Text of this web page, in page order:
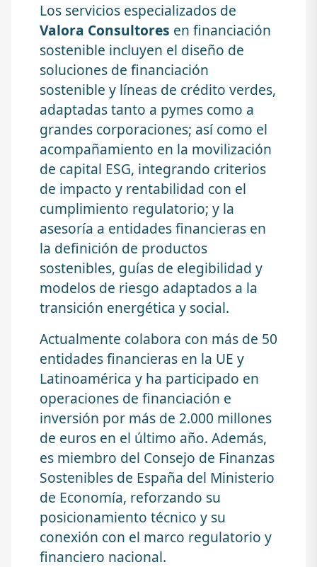
Los servicios especializados de
Valora Consultores en financiación
sostenible incluyen el diseño de
soluciones de financiación
sostenible y líneas de crédito verdes,
adaptadas tanto a pymes como a
grandes corporaciones; así como el
acompañamiento en la movilización
de capital ESG, integrando criterios
de impacto y rentabilidad con el
cumplimiento regulatorio; y la
asesoría a entidades financieras en
la definición de productos
sostenibles, guías de elegibilidad y
modelos de riesgo adaptados a la
transición energética y social.
Actualmente colabora con más de 50
entidades financieras en la UE y
Latinoamérica y ha participado en
operaciones de financiación e
inversión por más de 2.000 millones
de euros en el último año. Además,
es miembro del Consejo de Finanzas
Sostenibles de España del Ministerio
de Economía, reforzando su
posicionamiento técnico y su
conexión con el marco regulatorio y
financiero nacional.